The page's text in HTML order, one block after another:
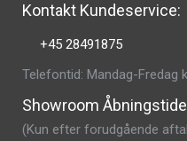
Kontakt Kundeservice:
+45 28491875
Telefontid: Mandag-Fredag
Showroom
(Kun efter forudgående